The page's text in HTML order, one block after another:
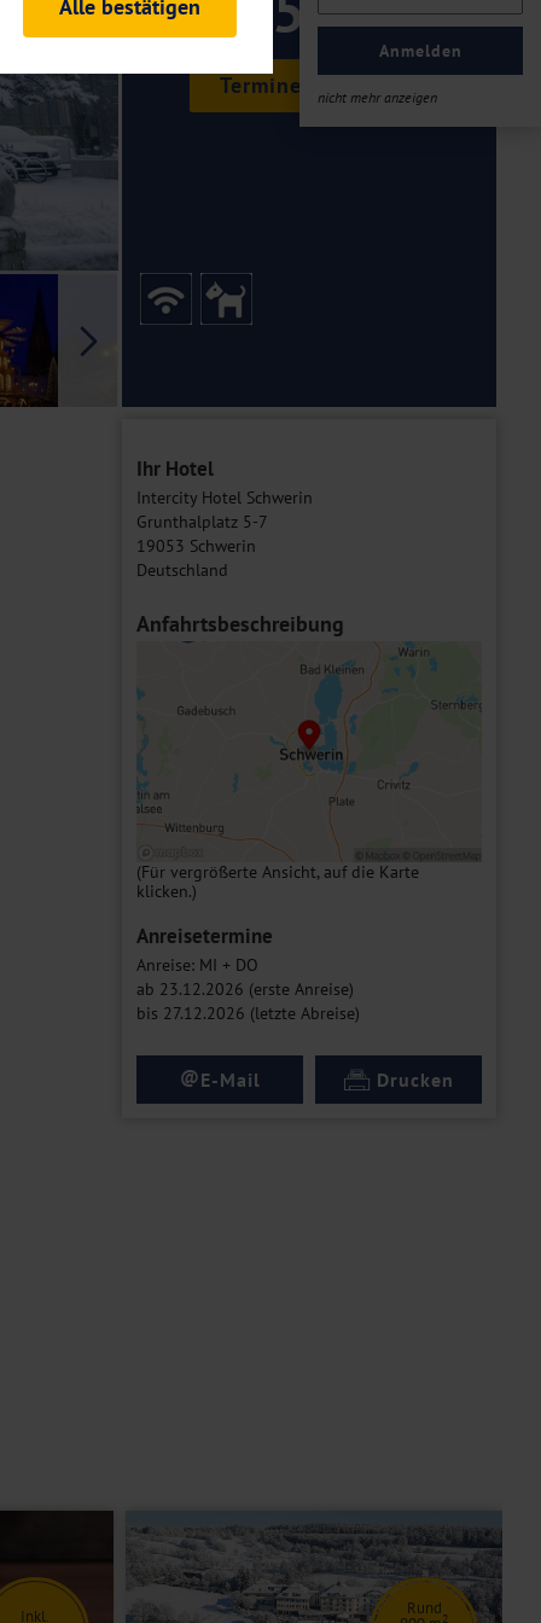
Anmelden
nicht mehr anzeigen
Termine & Preise
Ihr Hotel
Intercity Hotel Schwerin
Grunthalplatz 5-7
19053 Schwerin
Deutschland
Anfahrtsbeschreibung
(Für vergrößerte Ansicht, auf die Karte
klicken.)
Anreisetermine
Anreise: MI + DO
ab 23.12.2026 (erste Anreise)
bis 27.12.2026 (letzte Abreise)
@E-Mail Drucken
Inkl. Rund
2
und Analysen. Mithilfe
Auftritts ermitteln und
es zu einer Drittlands
Daten finden Sie in unseren
Alle bestätigen